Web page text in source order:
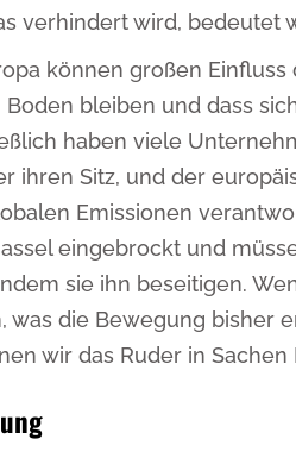
verhindert wird, bedeutet
können großen Einfluss
bleiben und dass
haben viele
ihren Sitz, und der
Emissionen
eingebrockt und
sie ihn beseitigen.
was die Bewegung bisher
wir das Ruder in